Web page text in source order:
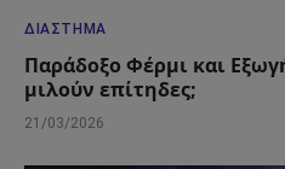
ΔΙΆΣΤΗΜΑ
Παράδοξο Φέρμι και
μιλούν επίτηδες;
21/03/2026